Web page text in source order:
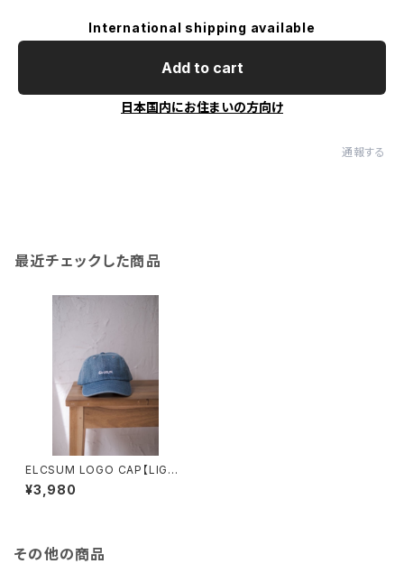
International shipping available
Add to cart
日本国内にお住まいの方向け
通報する
最近チェックした商品
ELCSUM LOGO CAP【LIGHT
BLUE】
¥3,980
その他の商品